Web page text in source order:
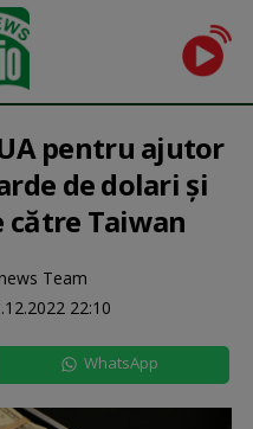
pentru ajutor
de dolari şi
către Taiwan
Team
22:10
WhatsApp